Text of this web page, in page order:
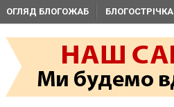
ОГЛЯД БЛОГОЖАБ БЛОГОСТРІЧКА